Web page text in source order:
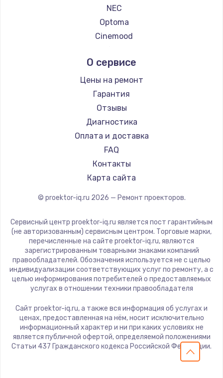
Заказать
Замена жесткого диска
Заказать
Ремонт цепей питания
2500 руб.
Заказать
Замена видеокарты
1600 руб.
Заказать
880 руб.
Заказать
Замена видеочипа
2745 руб.
Замена северного моста
2600 руб.
NEC
Optoma
Cinemood
Barco
Xgimi
Canon
JVC
Casio
Hiper
HITACHI
Panasonic
Hisense
О сервисе
Цены на ремонт
Гарантия
Отзывы
Диагностика
Оплата и доставка
FAQ
Контакты
Карта сайта
© proektor-iq.ru 2026 — Ремонт проекторов.
Сервисный центр proektor-iq.ru является пост гарантийным
(не авторизованным) сервисным центром. Торговые марки,
перечисленные на сайте proektor-iq.ru, являются
зарегистрированным товарными знаками компаний
правообладателей. Обозначения используется не с целью
индивидуализации соответствующих услуг по ремонту, а с
целью информирования потребителей о предоставляемых
услугах в отношении техники правообладателя
Сайт proektor-iq.ru, а также вся информация об услугах и
ценах, предоставленная на нём, носит исключительно
информационный характер и ни при каких условиях не
является публичной офертой, определяемой положениями
Статьи 437 Гражданского кодекса Российской Федерации.